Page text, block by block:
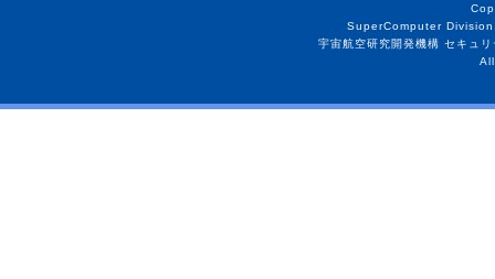
SuperComputer
宇宙航空研究開発機構 セキュ